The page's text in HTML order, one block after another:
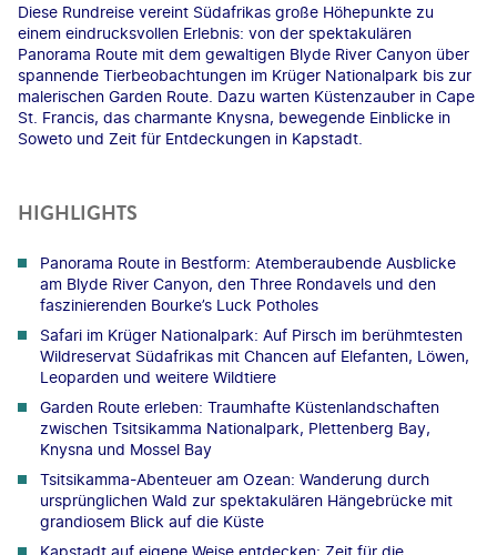
Diese Rundreise vereint Südafrikas große Höhepunkte zu
einem eindrucksvollen Erlebnis: von der spektakulären
Panorama Route mit dem gewaltigen Blyde River Canyon über
spannende Tierbeobachtungen im Krüger Nationalpark bis zur
malerischen Garden Route. Dazu warten Küstenzauber in Cape
St. Francis, das charmante Knysna, bewegende Einblicke in
Soweto und Zeit für Entdeckungen in Kapstadt.
HIGHLIGHTS
Panorama Route in Bestform: Atemberaubende Ausblicke
am Blyde River Canyon, den Three Rondavels und den
faszinierenden Bourke’s Luck Potholes
Safari im Krüger Nationalpark: Auf Pirsch im berühmtesten
Wildreservat Südafrikas mit Chancen auf Elefanten, Löwen,
Leoparden und weitere Wildtiere
Garden Route erleben: Traumhafte Küstenlandschaften
zwischen Tsitsikamma Nationalpark, Plettenberg Bay,
Knysna und Mossel Bay
Tsitsikamma-Abenteuer am Ozean: Wanderung durch
ursprünglichen Wald zur spektakulären Hängebrücke mit
grandiosem Blick auf die Küste
Kapstadt auf eigene Weise entdecken: Zeit für die